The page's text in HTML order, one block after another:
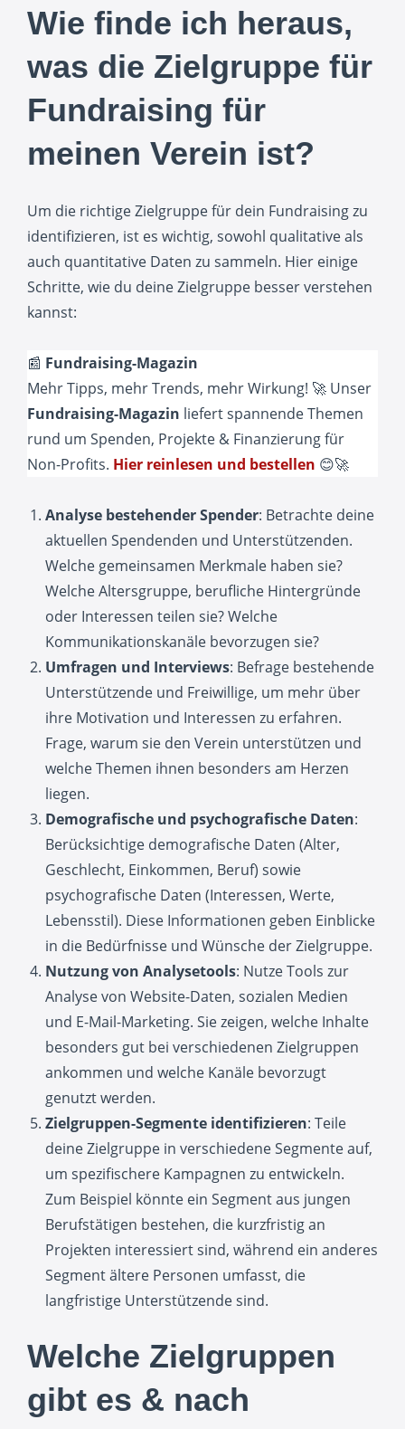
Wie finde ich heraus,
was die Zielgruppe für
Fundraising für
meinen Verein ist?
Um die richtige Zielgruppe für dein Fundraising zu
identifizieren, ist es wichtig, sowohl qualitative als
auch quantitative Daten zu sammeln. Hier einige
Schritte, wie du deine Zielgruppe besser verstehen
kannst:
📰 Fundraising-Magazin
Mehr Tipps, mehr Trends, mehr Wirkung! 🚀 Unser
Fundraising-Magazin liefert spannende Themen
rund um Spenden, Projekte & Finanzierung für
Non-Profits. Hier reinlesen und bestellen 😊🚀
Analyse bestehender Spender: Betrachte deine
aktuellen Spendenden und Unterstützenden.
Welche gemeinsamen Merkmale haben sie?
Welche Altersgruppe, berufliche Hintergründe
oder Interessen teilen sie? Welche
Kommunikationskanäle bevorzugen sie?
Umfragen und Interviews: Befrage bestehende
Unterstützende und Freiwillige, um mehr über
ihre Motivation und Interessen zu erfahren.
Frage, warum sie den Verein unterstützen und
welche Themen ihnen besonders am Herzen
liegen.
Demografische und psychografische Daten:
Berücksichtige demografische Daten (Alter,
Geschlecht, Einkommen, Beruf) sowie
psychografische Daten (Interessen, Werte,
Lebensstil). Diese Informationen geben Einblicke
in die Bedürfnisse und Wünsche der Zielgruppe.
Nutzung von Analysetools: Nutze Tools zur
Analyse von Website-Daten, sozialen Medien
und E-Mail-Marketing. Sie zeigen, welche Inhalte
besonders gut bei verschiedenen Zielgruppen
ankommen und welche Kanäle bevorzugt
genutzt werden.
Zielgruppen-Segmente identifizieren: Teile
deine Zielgruppe in verschiedene Segmente auf,
um spezifischere Kampagnen zu entwickeln.
Zum Beispiel könnte ein Segment aus jungen
Berufstätigen bestehen, die kurzfristig an
Projekten interessiert sind, während ein anderes
Segment ältere Personen umfasst, die
langfristige Unterstützende sind.
Welche Zielgruppen
gibt es & nach